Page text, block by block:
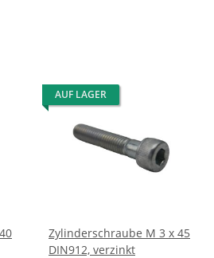
AUF LAGER
Zylinderschraube M 3 x 45
DIN912, verzinkt